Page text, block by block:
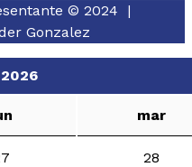
© 2024 |
Gonzalez
mar
28